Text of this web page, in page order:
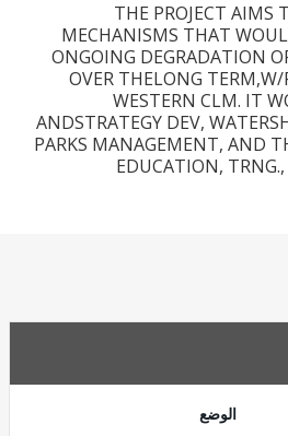
THE
MECHANISMS
ONGOING
OVER THELONG
WESTERN
ANDSTRATEGY DEV,
PARKS
EDUCATION,